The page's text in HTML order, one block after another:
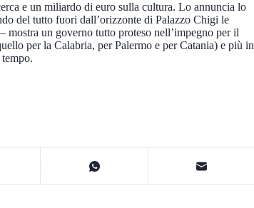
e un miliardo di euro sulla cultura. Lo annuncia lo
del tutto fuori dall’orizzonte di Palazzo Chigi le
un governo tutto proteso nell’impegno per il
per la Calabria, per Palermo e per Catania) e più in